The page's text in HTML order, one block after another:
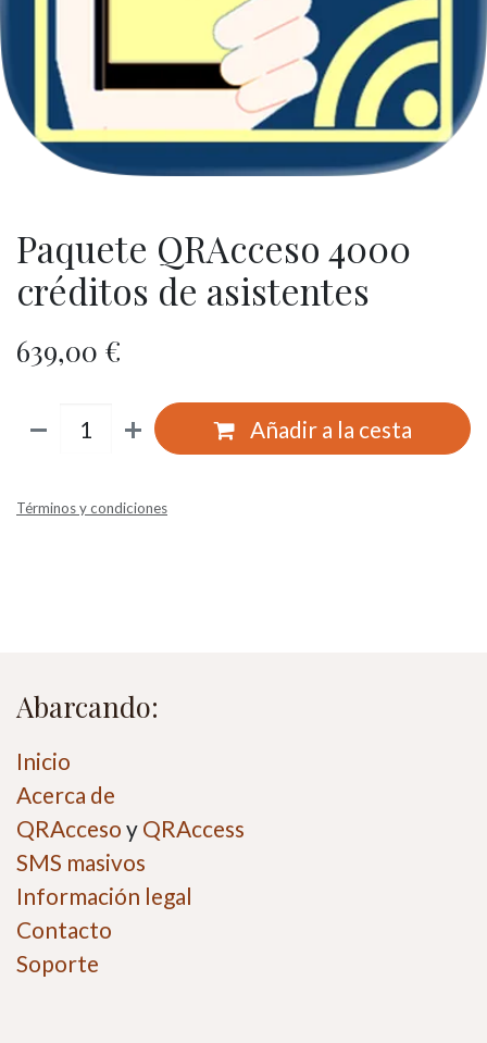
Paquete QRAcceso 4000
créditos de asistentes
639,00 €
Añadir a la cesta
Términos y condiciones
Abarcando:
Inicio
Acerca de
QRAcceso y QRAccess
SMS masivos
Información legal
Contacto
Soporte